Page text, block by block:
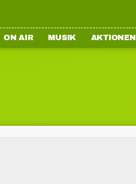
ON AIR MUSIK AKTIONEN